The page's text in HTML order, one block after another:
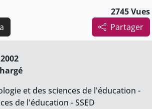
2745 Vues
Partager
et des sciences de l'éducation -
de l'éducation - SSED